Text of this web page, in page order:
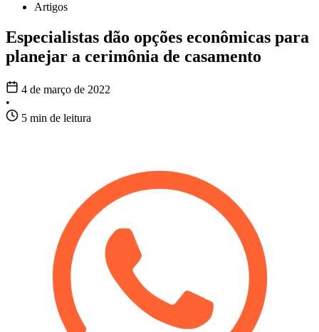
Artigos
Especialistas dão opções econômicas para
planejar a cerimônia de casamento
4 de março de 2022
•
5 min de leitura